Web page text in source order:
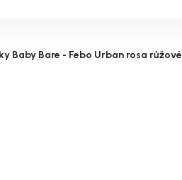
Baby Bare - Febo Urban rosa růžové